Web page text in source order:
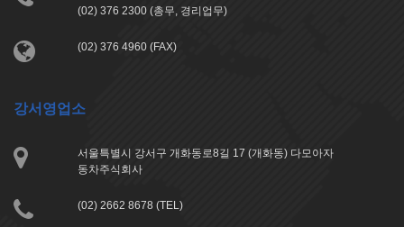
(02) 376 2300 (총무, 경리업무)
(02) 376 4960 (FAX)
강서영업소
서울특별시 강서구 개화동로8길 17 (개화동) 다모아자
동차주식회사
(02) 2662 8678 (TEL)